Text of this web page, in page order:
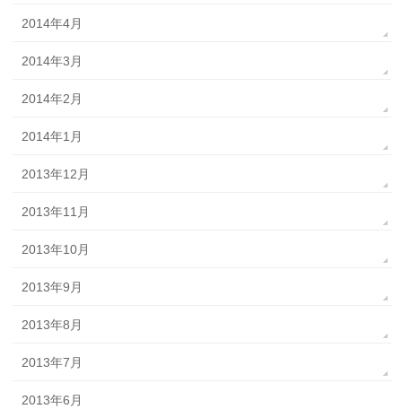
2014年4月
2014年3月
2014年2月
2014年1月
2013年12月
2013年11月
2013年10月
2013年9月
2013年8月
2013年7月
2013年6月